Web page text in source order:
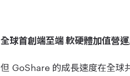
全球首創端至端 軟硬體加值營
但 GoShare 的成長速度在全球